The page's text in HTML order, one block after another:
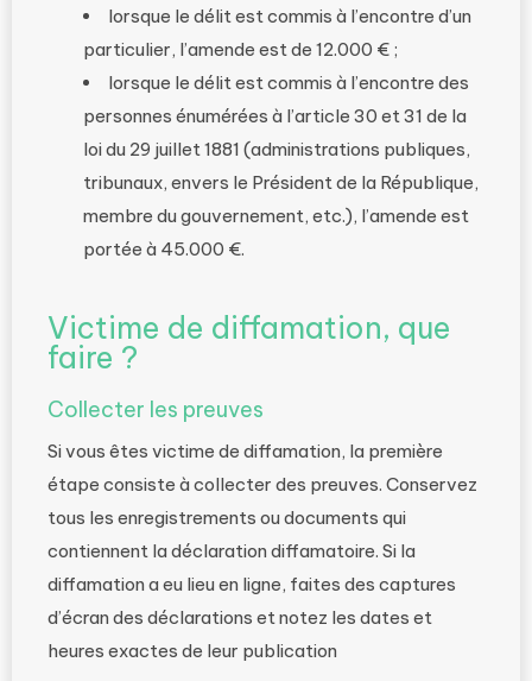
lorsque le délit est commis à l’encontre d’un
particulier, l’amende est de 12.000 € ;
lorsque le délit est commis à l’encontre des
personnes énumérées à l’article 30 et 31 de la
loi du 29 juillet 1881 (administrations publiques,
tribunaux, envers le Président de la République,
membre du gouvernement, etc.), l’amende est
portée à 45.000 €.
Victime de diffamation, que
faire ?
Collecter les preuves
Si vous êtes victime de diffamation, la première
étape consiste à collecter des preuves. Conservez
tous les enregistrements ou documents qui
contiennent la déclaration diffamatoire. Si la
diffamation a eu lieu en ligne, faites des captures
d’écran des déclarations et notez les dates et
heures exactes de leur publication